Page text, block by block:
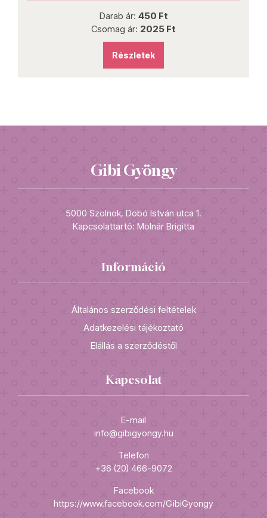
Darab ár: 450 Ft
Csomag ár: 2025 Ft
Részletek
Gibi Gyöngy
5000 Szolnok, Dobó István utca 1.
Kapcsolattartó: Molnár Brigitta
Információ
Általános szerződési feltételek
Adatkezelési tájékoztató
Elállás a szerződéstől
Kapcsolat
E-mail
info@gibigyongy.hu
Telefon
+36 (20) 466-9072
Facebook
https://www.facebook.com/GibiGyongy